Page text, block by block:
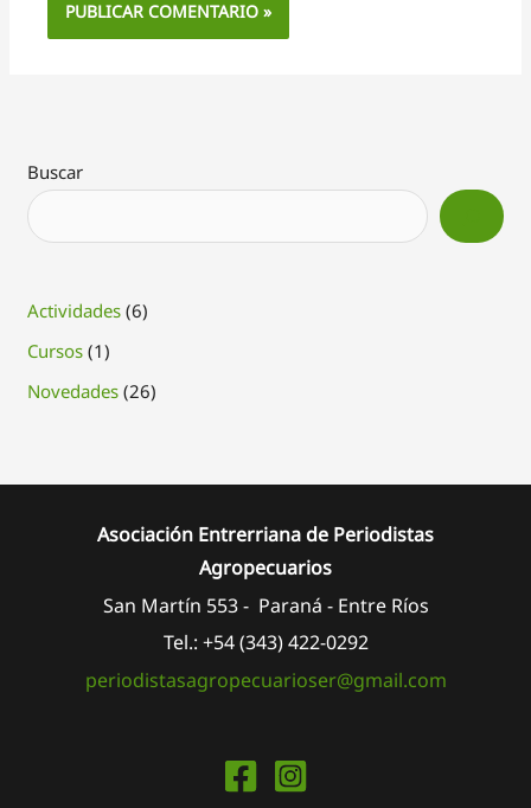
Buscar
Actividades (6)
Cursos (1)
Novedades (26)
Asociación Entrerriana de Periodistas
Agropecuarios
San Martín 553 - Paraná - Entre Ríos
Tel.: +54 (343) 422-0292
periodistasagropecuarioser@gmail.com